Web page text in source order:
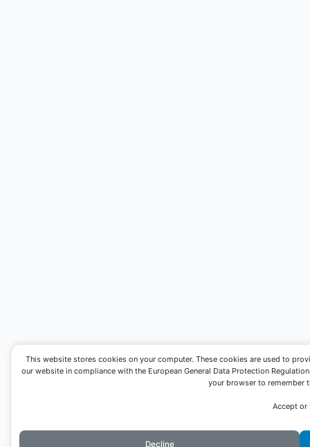
This website stores cookies on your computer. These cookies are used to
our website in compliance with the European General Data Protection
your browser to remember
Accept or
Decline